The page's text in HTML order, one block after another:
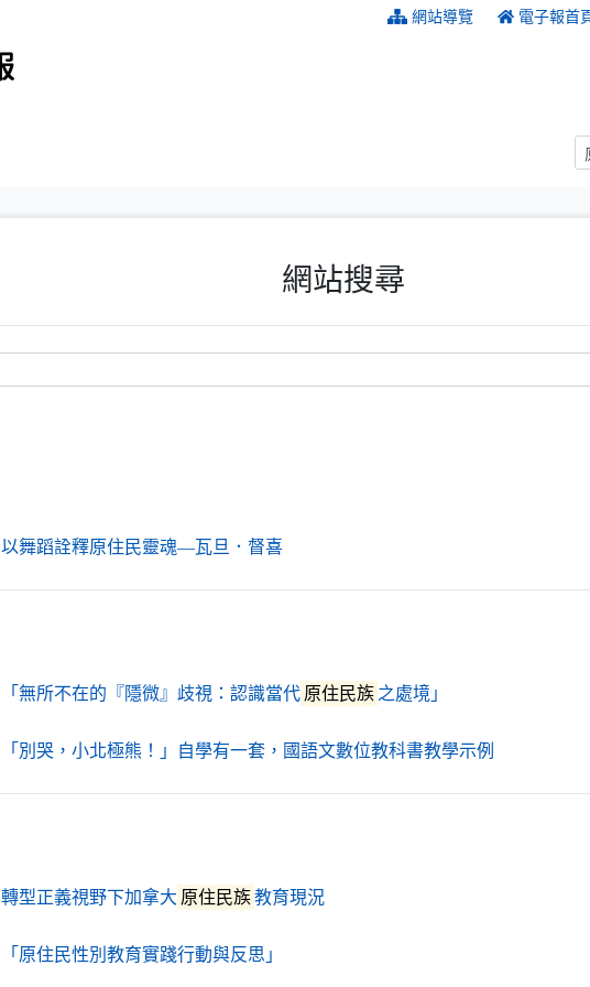
網站導覽 電子報首
網站搜尋
以舞蹈詮釋原住民靈魂—瓦旦．督喜（另開新視窗）
「無所不在的『隱微』歧視：認識當代 原住民族 之處境」
「別哭，小北極熊！」自學有一套，國語文數位教科書教學示例
轉型正義視野下加拿大 原住民族教育現況
「原住民性別教育實踐行動與反思」